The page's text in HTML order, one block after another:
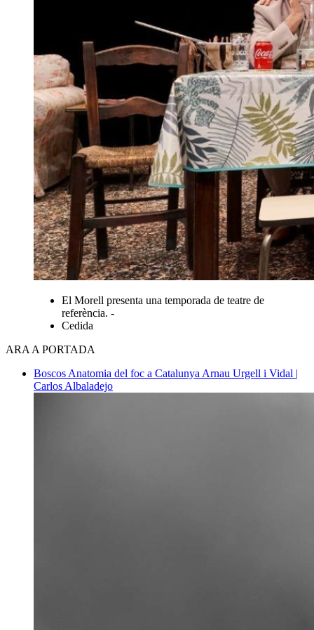
El Morell presenta una temporada de teatre de
referència. -
Cedida
ARA A PORTADA
Boscos Anatomia del foc a Catalunya Arnau Urgell i Vidal |
Carlos Albaladejo